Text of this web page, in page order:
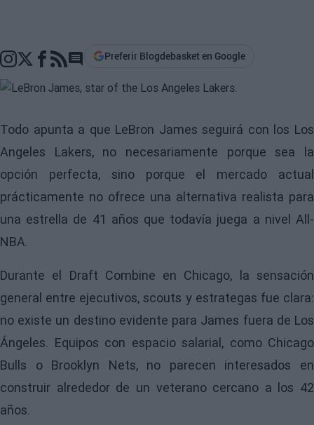
Go to comments section
Preferir Blogdebasket en Google
Todo apunta a que LeBron James seguirá con los Los
Angeles Lakers, no necesariamente porque sea la
opción perfecta, sino porque el mercado actual
prácticamente no ofrece una alternativa realista para
una estrella de 41 años que todavía juega a nivel All-
NBA.
Durante el Draft Combine en Chicago, la sensación
general entre ejecutivos, scouts y estrategas fue clara:
no existe un destino evidente para James fuera de Los
Ángeles. Equipos con espacio salarial, como Chicago
Bulls o Brooklyn Nets, no parecen interesados en
construir alrededor de un veterano cercano a los 42
años.